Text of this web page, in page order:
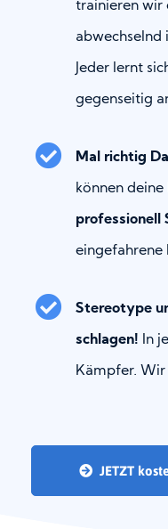
trainieren wir
abwechselnd
Jeder lernt
gegenseitig
Mal richtig
können
professionell
eingefahrene
Stereotype
schlagen! In
Kämpfer. Wir
JETZT